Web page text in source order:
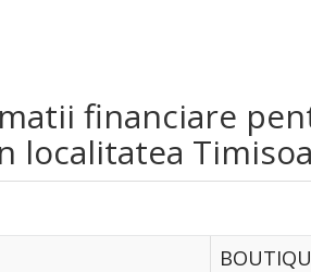
financiare
localitatea